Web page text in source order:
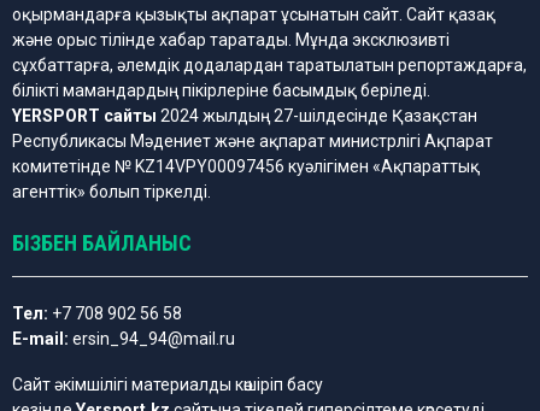
оқырмандарға қызықты ақпарат ұсынатын сайт. Сайт қазақ
және орыс тілінде хабар таратады. Мұнда эксклюзивті
сұхбаттарға, әлемдік додалардан таратылатын репортаждарға,
білікті мамандардың пікірлеріне басымдық беріледі.
YERSPORT сайты 2024 жылдың 27-шілдесінде Қазақстан
Республикасы Мәдениет және ақпарат министрлігі Ақпарат
комитетінде № KZ14VPY00097456 куәлігімен «Ақпараттық
агенттік» болып тіркелді.
БІЗБЕН БАЙЛАНЫС
Тел: +7 708 902 56 58
E-mail: ersin_94_94@mail.ru
Сайт әкімшілігі материалды көшіріп басу